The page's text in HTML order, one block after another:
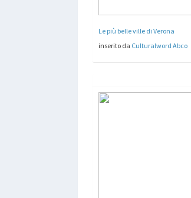
Le più belle ville di Verona
inserito da Culturalword Abco